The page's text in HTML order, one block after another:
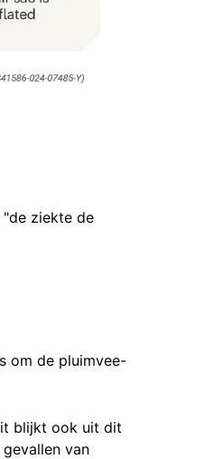
ziekte de
om de pluimvee-
blijkt ook uit dit
van